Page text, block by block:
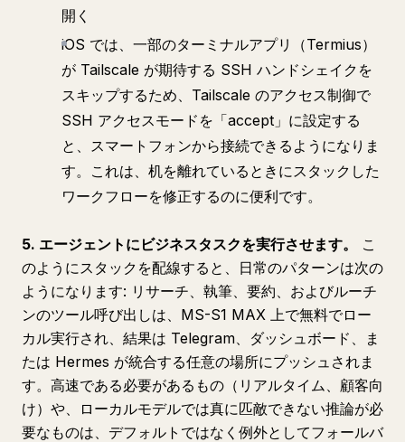
開く
iOS では、一部のターミナルアプリ（Termius）
が Tailscale が期待する SSH ハンドシェイクを
スキップするため、Tailscale のアクセス制御で
SSH アクセスモードを「accept」に設定する
と、スマートフォンから接続できるようになりま
す。これは、机を離れているときにスタックした
ワークフローを修正するのに便利です。
5. エージェントにビジネスタスクを実行させます。
こ
のようにスタックを配線すると、日常のパターンは次の
ようになります: リサーチ、執筆、要約、およびルーチ
ンのツール呼び出しは、MS-S1 MAX 上で無料でロー
カル実行され、結果は Telegram、ダッシュボード、ま
たは Hermes が統合する任意の場所にプッシュされま
す。高速である必要があるもの（リアルタイム、顧客向
け）や、ローカルモデルでは真に匹敵できない推論が必
要なものは、デフォルトではなく例外としてフォールバ